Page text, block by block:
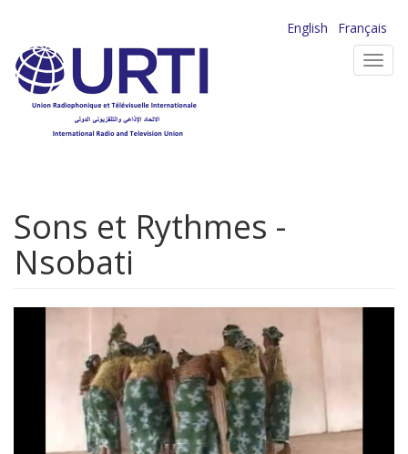
contenu
principal
English
Français
Sons et Rythmes -
Nsobati